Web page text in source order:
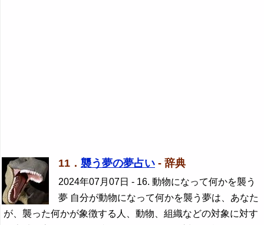
11． 襲う夢の夢占い - 辞典
2024年07月07日 - 16. 動物になって何かを襲う
夢 自分が動物になって何かを襲う夢は、あなた
が、襲った何かが象徴する人、動物、組織などの対象に対す